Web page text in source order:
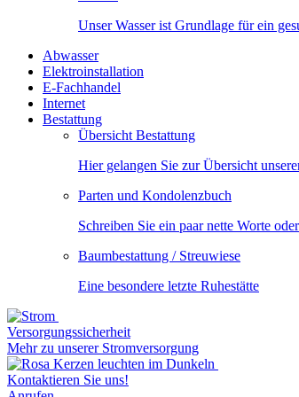
Unser Wasser ist Grundlage für ein
Abwasser
Elektroinstallation
E-Fachhandel
Internet
Bestattung
Übersicht Bestattung
Hier gelangen Sie zur Übersicht
Parten und Kondolenzbuch
Schreiben Sie ein paar nette Worte
Baumbestattung / Streuwiese
Eine besondere letzte Ruhestätte
Versorgungssicherheit
Mehr zu unserer Stromversorgung
Kontaktieren Sie uns!